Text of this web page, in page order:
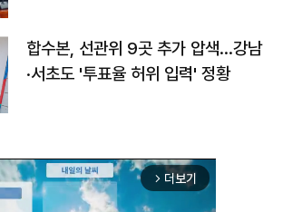
합수본, 선관위 9곳 추가 압색…강남
·서초도 '투표율 허위 입력' 정황
arrow_forward_ios 더보기